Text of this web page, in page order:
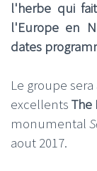
l'herbe qui
l'Europe en
dates
Le groupe
excellents The
monumental
aout 2017.